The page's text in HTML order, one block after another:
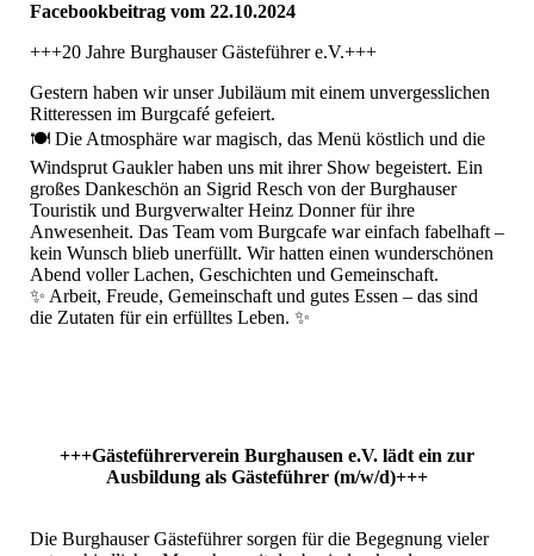
Facebookbeitrag vom 22.10.2024
+++20 Jahre Burghauser Gästeführer e.V.+++
Gestern haben wir unser Jubiläum mit einem unvergesslichen
Ritteressen im Burgcafé gefeiert.
🍽️ Die Atmosphäre war magisch, das Menü köstlich und die
Windsprut Gaukler haben uns mit ihrer Show begeistert. Ein
großes Dankeschön an Sigrid Resch von der Burghauser
Touristik und Burgverwalter Heinz Donner für ihre
Anwesenheit. Das Team vom Burgcafe war einfach fabelhaft –
kein Wunsch blieb unerfüllt. Wir hatten einen wunderschönen
Abend voller Lachen, Geschichten und Gemeinschaft.
✨ Arbeit, Freude, Gemeinschaft und gutes Essen – das sind
die Zutaten für ein erfülltes Leben. ✨
+++Gästeführerverein Burghausen e.V. lädt ein zur
Ausbildung als Gästeführer (m/w/d)+++
Die Burghauser Gästeführer sorgen für die Begegnung vieler